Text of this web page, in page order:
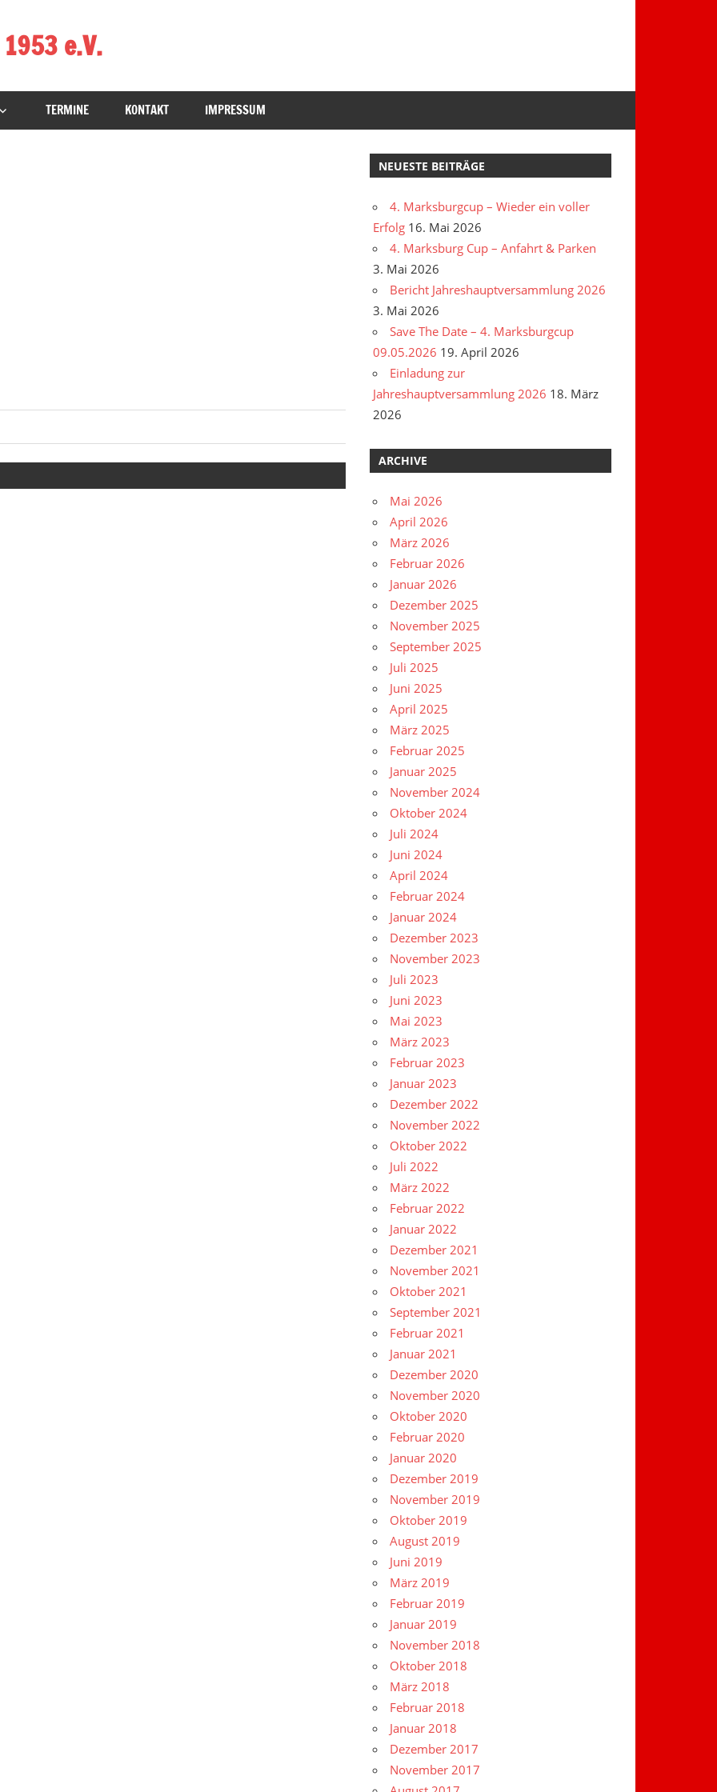
e.V.
TERMINE KONTAKT IMPRESSUM
NEUESTE BEITRÄGE
4. Marksburgcup – Wieder ein voller
Erfolg 16. Mai 2026
4. Marksburg Cup – Anfahrt & Parken
3. Mai 2026
Bericht Jahreshauptversammlung 2026
3. Mai 2026
Save The Date – 4. Marksburgcup
09.05.2026 19. April 2026
Einladung zur
Jahreshauptversammlung 2026 18. März
2026
ARCHIVE
Mai 2026
April 2026
März 2026
Februar 2026
Januar 2026
Dezember 2025
November 2025
September 2025
Juli 2025
Juni 2025
April 2025
März 2025
Februar 2025
Januar 2025
November 2024
Oktober 2024
Juli 2024
Juni 2024
April 2024
Februar 2024
Januar 2024
Dezember 2023
November 2023
Juli 2023
Juni 2023
Mai 2023
März 2023
Februar 2023
Januar 2023
Dezember 2022
November 2022
Oktober 2022
Juli 2022
März 2022
Februar 2022
Januar 2022
Dezember 2021
November 2021
Oktober 2021
September 2021
Februar 2021
Januar 2021
Dezember 2020
November 2020
Oktober 2020
Februar 2020
Januar 2020
Dezember 2019
November 2019
Oktober 2019
August 2019
Juni 2019
März 2019
Februar 2019
Januar 2019
November 2018
Oktober 2018
März 2018
Februar 2018
Januar 2018
Dezember 2017
November 2017